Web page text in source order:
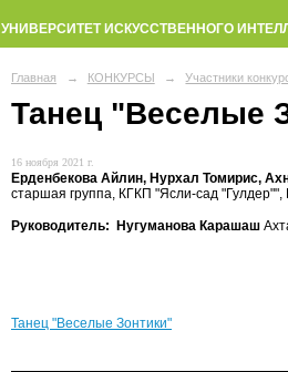
УНИВЕРСИТЕТ ИСКУССТВЕННОГО
Главная → КОНКУРСЫ → Участники
Танец "Веселые
16 ноября 2021 г.
Ерденбекова Айлин, Нурхал Томирис,
старшая группа, КГКП "Ясли-сад "Гулдер"",
Руководитель: Нугуманова Карашаш
Танец "Веселые Зонтики"